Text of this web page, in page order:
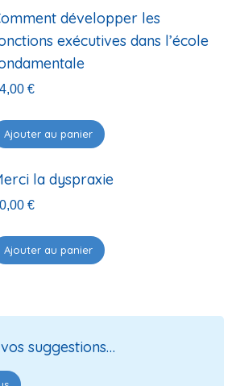
développer les
exécutives dans l’école
€
Ajouter au panier
la dyspraxie
€
Ajouter au panier
suggestions…